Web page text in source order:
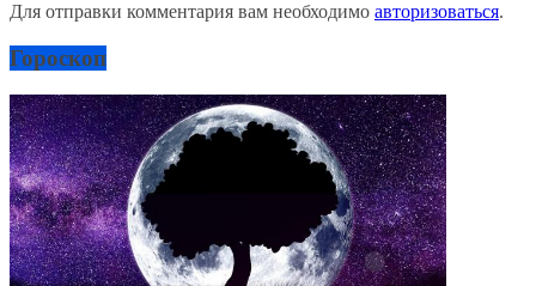
Для отправки комментария вам необходимо авторизоваться.
Гороскоп